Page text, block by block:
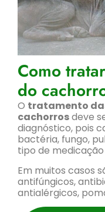
Como
do
O tratamento
cachorrosdeve
diagnóstico, pois
bactéria, fungo,
tipo de
Em muitos casos
antifúngicos,
antialérgicos,